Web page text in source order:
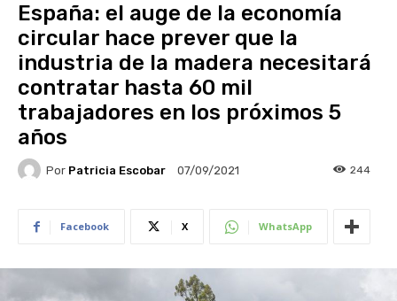
España: el auge de la economía
circular hace prever que la
industria de la madera necesitará
contratar hasta 60 mil
trabajadores en los próximos 5
años
Por Patricia Escobar 07/09/2021 244
Facebook X WhatsApp